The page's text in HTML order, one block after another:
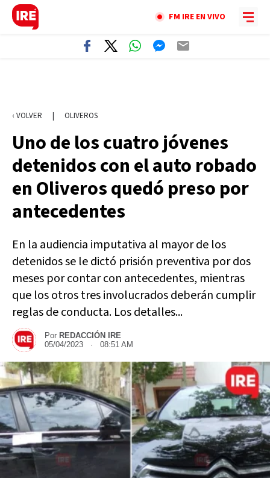
FM IRE EN VIVO
‹ VOLVER | OLIVEROS
Uno de los cuatro jóvenes
detenidos con el auto robado
en Oliveros quedó preso por
antecedentes
En la audiencia imputativa al mayor de los
detenidos se le dictó prisión preventiva por dos
meses por contar con antecedentes, mientras
que los otros tres involucrados deberán cumplir
reglas de conducta. Los detalles...
Por REDACCIÓN IRE
05/04/2023 · 08:51 AM